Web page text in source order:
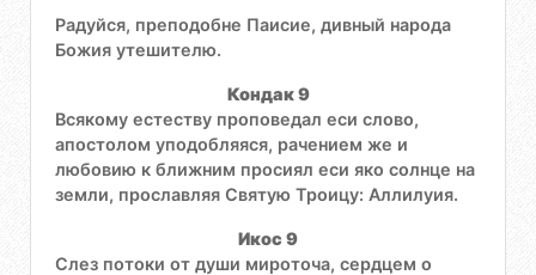
Радуйся, преподобне Паисие, дивный народа
Божия утешителю.
Кондак 9
Всякому естеству проповедал еси слово,
апостолом уподобляяся, рачением же и
любовию к ближним просиял еси яко солнце на
земли, прославляя Святую Троицу: Аллилуия.
Икос 9
Слез потоки от души мироточа, сердцем о